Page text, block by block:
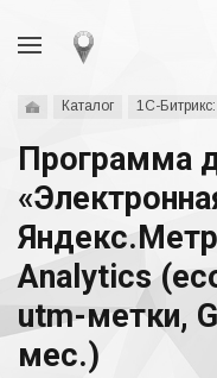
Каталог 1С-
Программа
Analytics
utm-метки,
мес.)